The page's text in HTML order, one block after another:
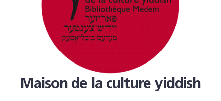
Maison de la culture yiddish